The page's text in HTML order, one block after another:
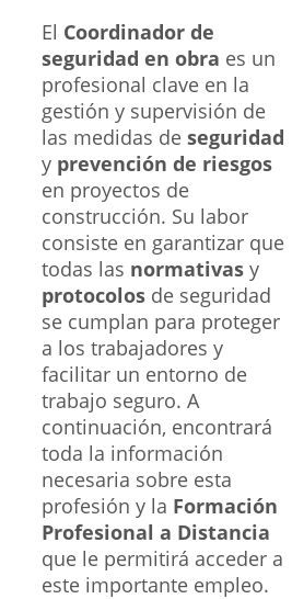
El Coordinador de
seguridad en obra es un
profesional clave en la
gestión y supervisión de
las medidas de seguridad
y prevención de riesgos
en proyectos de
construcción. Su labor
consiste en garantizar que
todas las normativas y
protocolos de seguridad
se cumplan para proteger
a los trabajadores y
facilitar un entorno de
trabajo seguro. A
continuación, encontrará
toda la información
necesaria sobre esta
profesión y la Formación
Profesional a Distancia
que le permitirá acceder a
este importante empleo.